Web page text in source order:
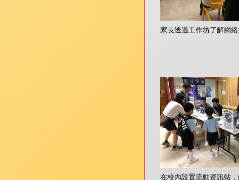
家長透過工作坊了解網
在校內設置流動資訊站